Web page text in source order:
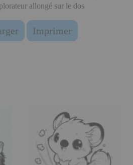
allongé sur le dos
Imprimer